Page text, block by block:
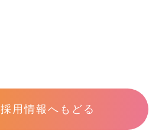
採用情報へもどる